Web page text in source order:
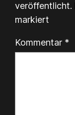
veröffentlicht.
markiert
Kommentar *